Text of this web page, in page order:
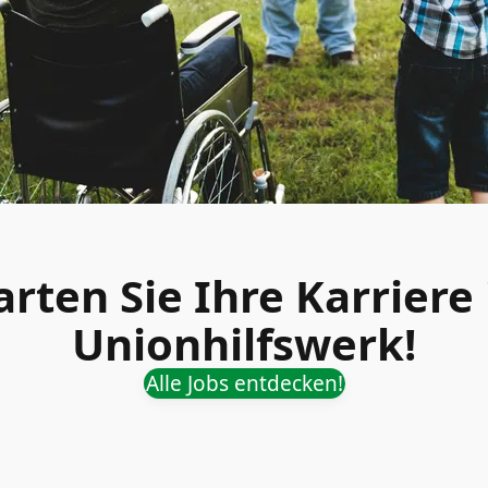
Sie Ihre Karriere
Unionhilfswerk!
Alle Jobs entdecken!